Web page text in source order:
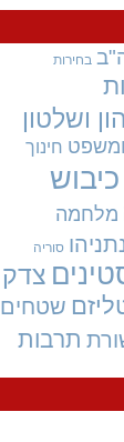
בחירות
הון ושלטון
חינוך
כיבוש
מלחמה
סוריה
צדק
שטחים
תרבות